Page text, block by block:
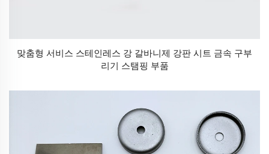
맞춤형 서비스 스테인레스 강 갈바니제 강판 시트 금속 구부
리기 스탬핑 부품